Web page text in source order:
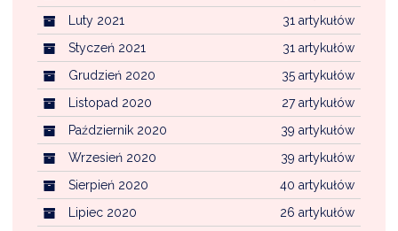
31 artykułów
Luty 2021
31 artykułów
Styczeń 2021
35 artykułów
Grudzień 2020
27 artykułów
Listopad 2020
39 artykułów
Październik 2020
39 artykułów
Wrzesień 2020
40 artykułów
Sierpień 2020
26 artykułów
Lipiec 2020